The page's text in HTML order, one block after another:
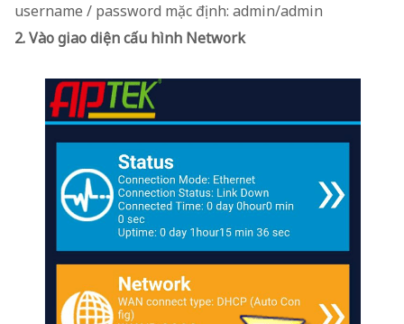
username / password mặc định: admin/admin
2. Vào giao diện cấu hình Network